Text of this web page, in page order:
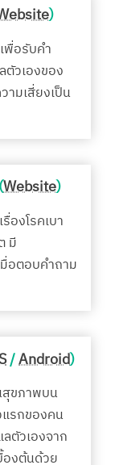
)
พื่อรับคำ
ตัวเองของ
มเสี่ยงเป็น
Website)
องโรคเบา
มี
อตอบคำถาม
/Android)
ขภาพบน
รกของคน
ตัวเองจาก
องต้นด้วย